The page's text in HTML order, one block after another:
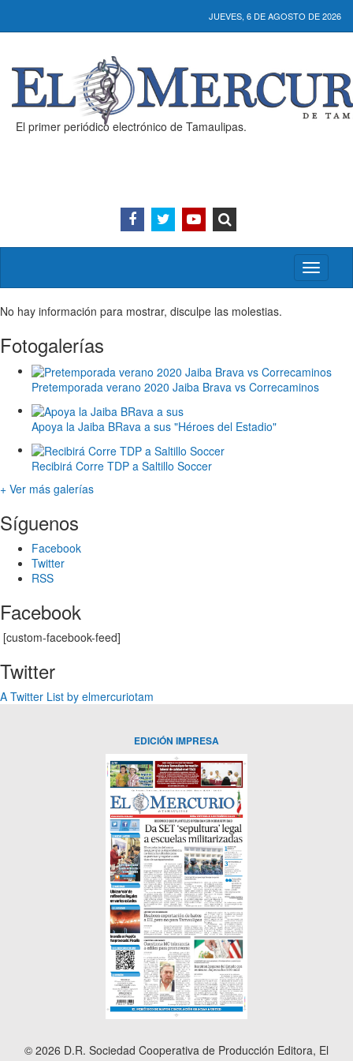
JUEVES, 6 DE AGOSTO DE 2026
El primer periódico electrónico de Tamaulipas.
Activar/
menú
No hay información para mostrar, disculpe las molestias.
Fotogalerías
Pretemporada verano 2020 Jaiba Brava vs Correcaminos
Apoya la Jaiba BRava a sus "Héroes del Estadio"
Recibirá Corre TDP a Saltillo Soccer
+ Ver más galerías
Síguenos
Facebook
Twitter
RSS
Facebook
[custom-facebook-feed]
Twitter
A Twitter List by elmercuriotam
EDICIÓN IMPRESA
© 2026 D.R. Sociedad Cooperativa de Producción Editora, El